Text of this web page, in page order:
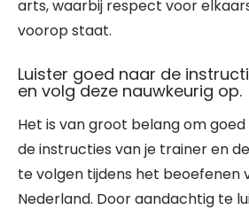
arts, waarbij respect voor
voorop staat.
Luister goed naar de
en volg deze nauwkeurig op.
Het is van groot belang om
de instructies van je trainer en
te volgen tijdens het beoefenen
Nederland. Door aandachtig te